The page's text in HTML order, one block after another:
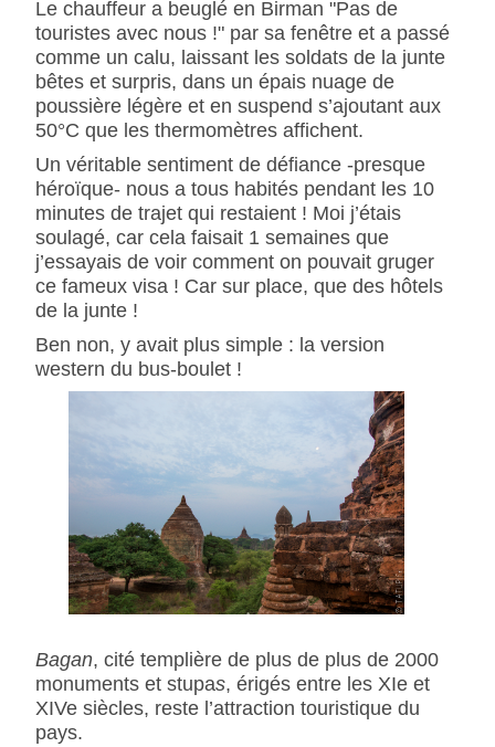
Le chauffeur a beuglé en Birman "Pas de
touristes avec nous !" par sa fenêtre et a passé
comme un calu, laissant les soldats de la junte
bêtes et surpris, dans un épais nuage de
poussière légère et en suspend s’ajoutant aux
50°C que les thermomètres affichent.
Un véritable sentiment de défiance -presque
héroïque- nous a tous habités pendant les 10
minutes de trajet qui restaient ! Moi j’étais
soulagé, car cela faisait 1 semaines que
j’essayais de voir comment on pouvait gruger
ce fameux visa ! Car sur place, que des hôtels
de la junte !
Ben non, y avait plus simple : la version
western du bus-boulet !
Bagan, cité templière de plus de plus de 2000
monuments et stupas, érigés entre les XIe et
XIVe siècles, reste l’attraction touristique du
pays.